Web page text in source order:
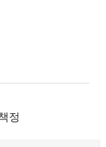
정